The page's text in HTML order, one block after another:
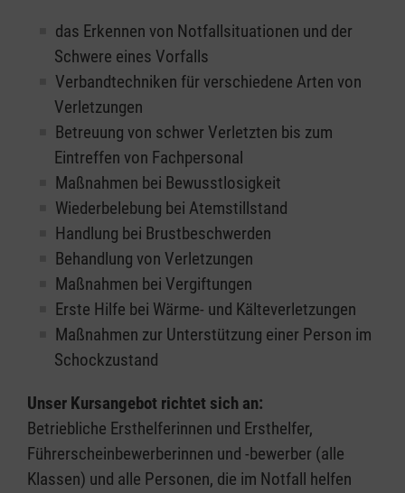
das Erkennen von Notfallsituationen und der
Schwere eines Vorfalls
Verbandtechniken für verschiedene Arten von
Verletzungen
Betreuung von schwer Verletzten bis zum
Eintreffen von Fachpersonal
Maßnahmen bei Bewusstlosigkeit
Wiederbelebung bei Atemstillstand
Handlung bei Brustbeschwerden
Behandlung von Verletzungen
Maßnahmen bei Vergiftungen
Erste Hilfe bei Wärme- und Kälteverletzungen
Maßnahmen zur Unterstützung einer Person im
Schockzustand
Unser Kursangebot richtet sich an:
Betriebliche Ersthelferinnen und Ersthelfer,
Führerscheinbewerberinnen und -bewerber (alle
Klassen) und alle Personen, die im Notfall helfen